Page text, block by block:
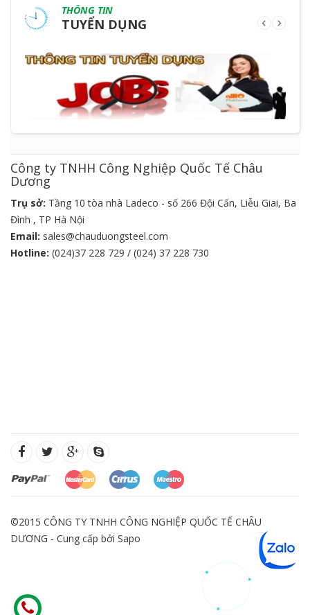
THÔNG TIN
TUYỂN DỤNG
Công ty TNHH Công Nghiệp Quốc Tế Châu
Dương
Trụ sở: Tầng 10 tòa nhà Ladeco - số 266 Đội Cấn, Liễu Giai, Ba
Đình , TP Hà Nội
Email: sales@chauduongsteel.com
Hotline: (024)37 228 729 / (024) 37 228 730
©2015 CÔNG TY TNHH CÔNG NGHIỆP QUỐC TẾ CHÂU
DƯƠNG - Cung cấp bởi Sapo